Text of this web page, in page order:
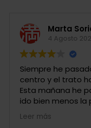
Marta
4 Agosto
Siempre he
centro y el trato
Esta mañana he
ido bien menos la
operario ha sido
mal educado .....
Leer más